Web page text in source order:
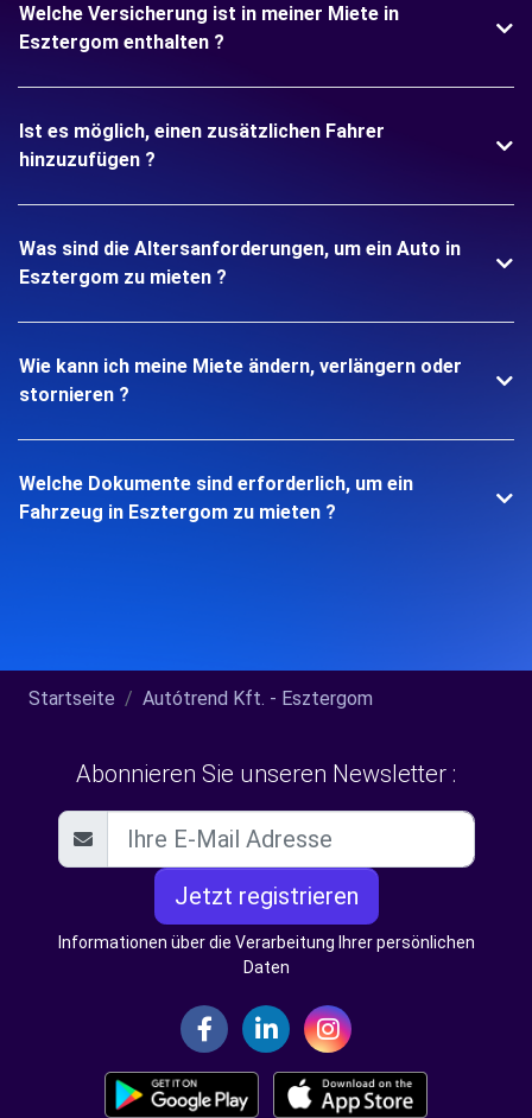
Welche Versicherung ist in meiner Miete in
Esztergom enthalten ?
Ist es möglich, einen zusätzlichen Fahrer
hinzuzufügen ?
Was sind die Altersanforderungen, um ein Auto in
Esztergom zu mieten ?
Wie kann ich meine Miete ändern, verlängern oder
stornieren ?
Welche Dokumente sind erforderlich, um ein
Fahrzeug in Esztergom zu mieten ?
Startseite Autótrend Kft. - Esztergom
Abonnieren Sie unseren Newsletter :
Jetzt registrieren
Informationen über die Verarbeitung Ihrer persönlichen
Daten